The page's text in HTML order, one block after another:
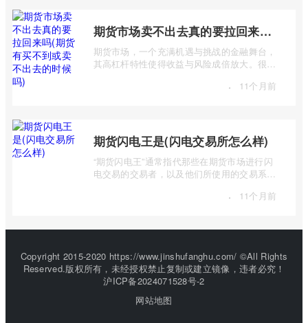
期货市场卖不出去真的要拉回来吗(期货有买不到或卖不出去的时候吗)
期货市场，一个充满机遇与挑战的金融舞台，
其高杠杆特性使得收益与风险成倍放大。很多
· 11个月前
期货闪电王是(闪电交易所怎么样)
“期货闪电王”通常指代那些在期货市场进行闪
电交易的交易者，以及他们所使用的交易系统
· 11个月前
Copyright 2015-2020 https://www.jinshufanghu.com/ ©All Rights
Reserved.版权所有，未经授权禁止复制或建立镜像，违者必究！
沪ICP备2024071528号-2
网站地图